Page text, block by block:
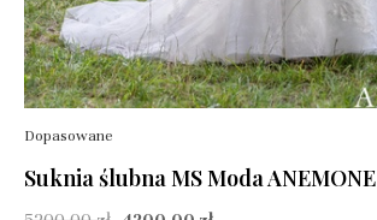
Dopasowane
Suknia ślubna MS Moda ANEMONE